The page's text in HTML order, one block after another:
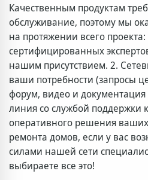
Качественным продуктам
обслуживание, поэтому мы
на протяжении всего
сертифицированных
нашим присутствием. 2.
ваши потребности (запросы
форум, видео и
линия со службой поддержки
оперативного решения
ремонта домов, если у вас
силами нашей сети
выбираете все это!